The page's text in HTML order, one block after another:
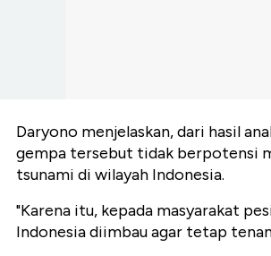
Daryono menjelaskan, dari hasil
gempa tersebut tidak berpotensi
tsunami di wilayah Indonesia.
"Karena itu, kepada masyarakat
Indonesia diimbau agar tetap